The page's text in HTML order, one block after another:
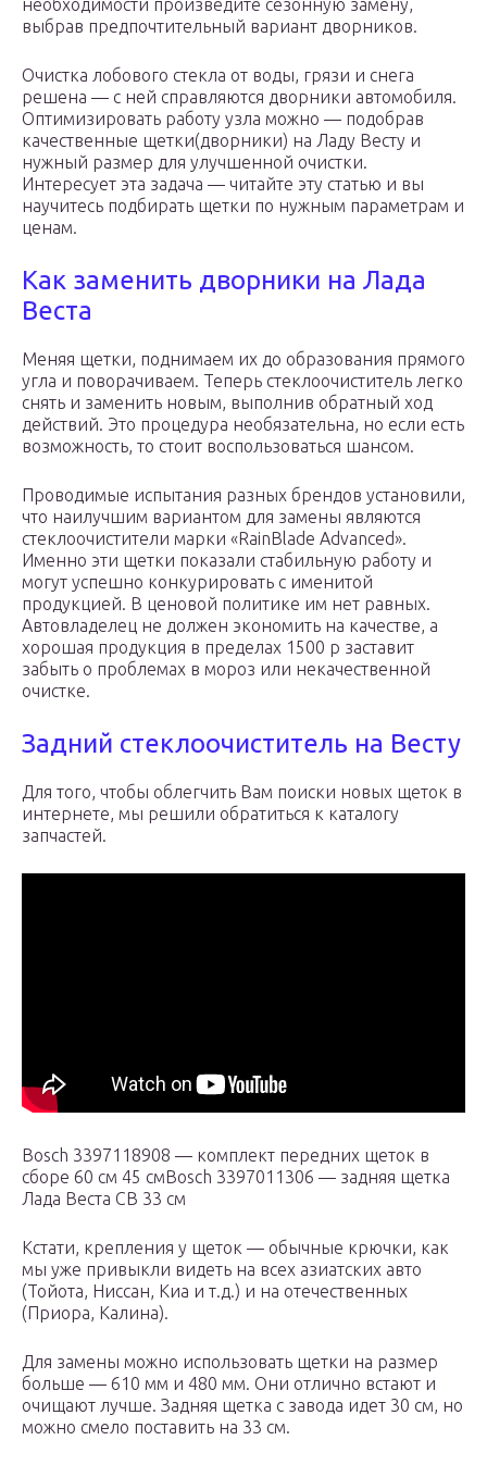
необходимости произведите сезонную замену,
выбрав предпочтительный вариант дворников.
Очистка лобового стекла от воды, грязи и снега
решена — с ней справляются дворники автомобиля.
Оптимизировать работу узла можно — подобрав
качественные щетки(дворники) на Ладу Весту и
нужный размер для улучшенной очистки.
Интересует эта задача — читайте эту статью и вы
научитесь подбирать щетки по нужным параметрам и
ценам.
Как заменить дворники на Лада
Веста
Меняя щетки, поднимаем их до образования прямого
угла и поворачиваем. Теперь стеклоочиститель легко
снять и заменить новым, выполнив обратный ход
действий. Это процедура необязательна, но если есть
возможность, то стоит воспользоваться шансом.
Проводимые испытания разных брендов установили,
что наилучшим вариантом для замены являются
стеклоочистители марки «RainBlade Advanced».
Именно эти щетки показали стабильную работу и
могут успешно конкурировать с именитой
продукцией. В ценовой политике им нет равных.
Автовладелец не должен экономить на качестве, а
хорошая продукция в пределах 1500 р заставит
забыть о проблемах в мороз или некачественной
очистке.
Задний стеклоочиститель на Весту
Для того, чтобы облегчить Вам поиски новых щеток в
интернете, мы решили обратиться к каталогу
запчастей.
Bosch 3397118908 — комплект передних щеток в
сборе 60 см 45 смBosch 3397011306 — задняя щетка
Лада Веста СВ 33 см
Кстати, крепления у щеток — обычные крючки, как
мы уже привыкли видеть на всех азиатских авто
(Тойота, Ниссан, Киа и т.д.) и на отечественных
(Приора, Калина).
Для замены можно использовать щетки на размер
больше — 610 мм и 480 мм. Они отлично встают и
очищают лучше. Задняя щетка с завода идет 30 см, но
можно смело поставить на 33 см.